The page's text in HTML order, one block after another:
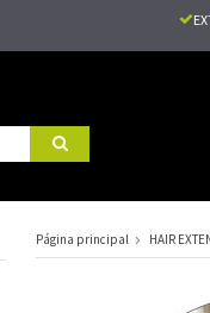
Página principal HAIR